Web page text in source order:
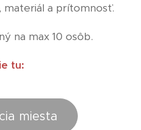
a prítomnosť.
na max 10 osôb.
tu:
miesta